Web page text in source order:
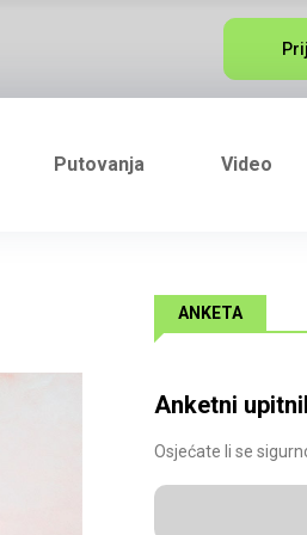
Putovanja Video
ANKETA
Anketni
Osjećate li se